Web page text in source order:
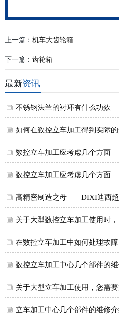
上一篇： 机车大齿轮箱
下一篇： 齿轮箱
最新资讯
不锈钢法兰的衬环有什么功效
如何在数控立车加工得到实际
数控立车加工应考虑几个方面
数控立车加工应考虑几个方面
高精密制造之母——DIXI迪西超
关于大型数控立车加工使用时，
在数控立车加工中如何处理故障
数控立车加工中心几个部件的
关于大型立车加工使用，您需
立车加工中心几个部件的维修介